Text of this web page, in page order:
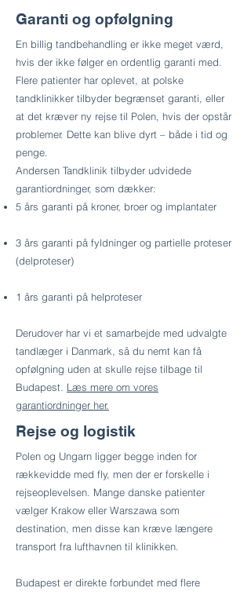
Garanti og opfølgning
En billig tandbehandling er ikke meget værd,
hvis der ikke følger en ordentlig garanti med.
Flere patienter har oplevet, at polske
tandklinikker tilbyder begrænset garanti, eller
at det kræver ny rejse til Polen, hvis der opstår
problemer. Dette kan blive dyrt – både i tid og
penge.
Andersen Tandklinik tilbyder udvidede
garantiordninger, som dækker:
5 års garanti på kroner, broer og implantater
3 års garanti på fyldninger og partielle proteser
(delproteser)
1 års garanti på helproteser
Derudover har vi et samarbejde med udvalgte
tandlæger i Danmark, så du nemt kan få
opfølgning uden at skulle rejse tilbage til
Budapest. Læs mere om vores
garantiordninger her.
Rejse og logistik
Polen og Ungarn ligger begge inden for
rækkevidde med fly, men der er forskelle i
rejseoplevelsen. Mange danske patienter
vælger Krakow eller Warszawa som
destination, men disse kan kræve længere
transport fra lufthavnen til klinikken.
Budapest er direkte forbundet med flere